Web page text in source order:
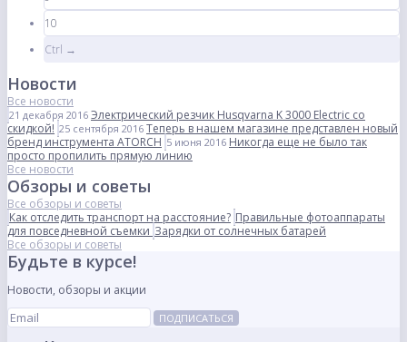
10
Ctrl →
Новости
Все новости
21 декабря 2016 Электрический резчик Husqvarna K 3000 Electric со
скидкой! 25 сентября 2016 Теперь в нашем магазине представлен новый
бренд инструмента ATORCH 5 июня 2016 Никогда еще не было так
просто пропилить прямую линию
Все новости
Обзоры и советы
Все обзоры и советы
Как отследить транспорт на расстояние? Правильные фотоаппараты
для повседневной съемки Зарядки от солнечных батарей
Все обзоры и советы
Будьте в курсе!
Новости, обзоры и акции
ПОДПИСАТЬСЯ